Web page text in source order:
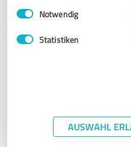
Impressum
Einwilligungsauswahl
Notwendig
Statistiken
AUSWAHL
Menschen mit Demenz
und Leidenschaft zeigten
spielerischer Weise, wie ich
helfen und gerecht werden
beruflich oder privat mit an
Umgang hat, von ganzen
Menschen empfehlen. Sie
sondern sie leben und
Dank für diese zwei tollen
und Augen öffnen im
Menschen!!!!! Bis bald Alex